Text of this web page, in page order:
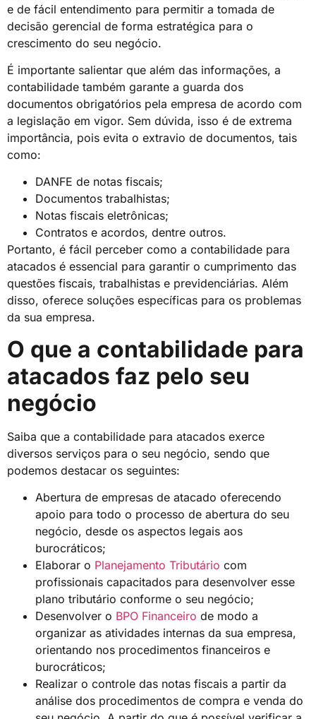
e de fácil entendimento para permitir a tomada de
decisão gerencial de forma estratégica para o
crescimento do seu negócio.
É importante salientar que além das informações, a
contabilidade também garante a guarda dos
documentos obrigatórios pela empresa de acordo com
a legislação em vigor. Sem dúvida, isso é de extrema
importância, pois evita o extravio de documentos, tais
como:
DANFE de notas fiscais;
Documentos trabalhistas;
Notas fiscais eletrônicas;
Contratos e acordos, dentre outros.
Portanto, é fácil perceber como a contabilidade para
atacados é essencial para garantir o cumprimento das
questões fiscais, trabalhistas e previdenciárias. Além
disso, oferece soluções específicas para os problemas
da sua empresa.
O que a contabilidade para
atacados faz pelo seu
negócio
Saiba que a contabilidade para atacados exerce
diversos serviços para o seu negócio, sendo que
podemos destacar os seguintes:
Abertura de empresas de atacado oferecendo
apoio para todo o processo de abertura do seu
negócio, desde os aspectos legais aos
burocráticos;
Elaborar o Planejamento Tributário com
profissionais capacitados para desenvolver esse
plano tributário conforme o seu negócio;
Desenvolver o BPO Financeiro de modo a
organizar as atividades internas da sua empresa,
orientando nos procedimentos financeiros e
burocráticos;
Realizar o controle das notas fiscais a partir da
análise dos procedimentos de compra e venda do